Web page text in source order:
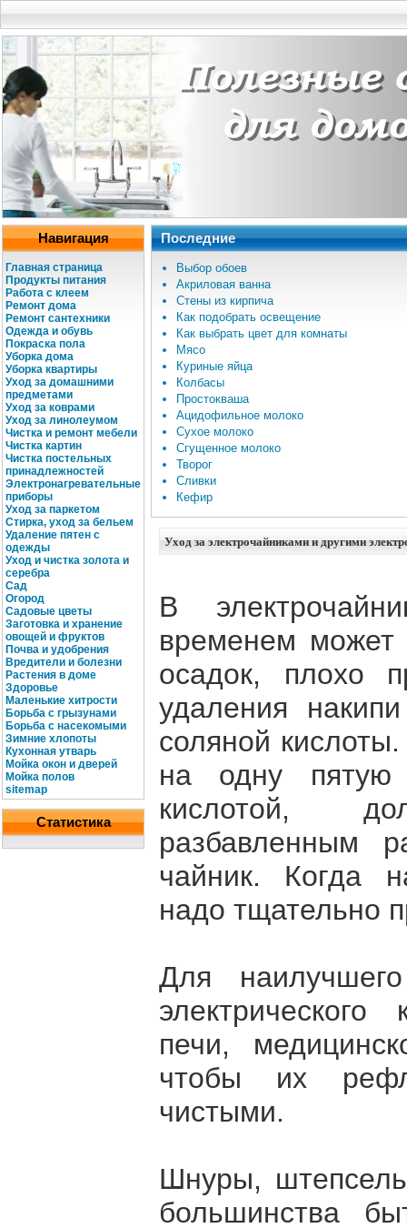
Навигация
Главная страница
Продукты питания
Работа с клеем
Ремонт дома
Ремонт сантехники
Одежда и обувь
Покраска пола
Уборка дома
Уборка квартиры
Уход за домашними
предметами
Уход за коврами
Уход за линолеумом
Чистка и ремонт мебели
Чистка картин
Чистка постельных
принадлежностей
Электронагревательные
приборы
Уход за паркетом
Стирка, уход за бельем
Удаление пятен с
одежды
Уход и чистка золота и
серебра
Сад
Огород
Садовые цветы
Заготовка и хранение
овощей и фруктов
Почва и удобрения
Вредители и болезни
Растения в доме
Здоровье
Маленькие хитрости
Борьба с грызунами
Борьба с насекомыми
Зимние хлопоты
Кухонная утварь
Мойка окон и дверей
Мойка полов
sitemap
Статистика
Последние
Выбор обоев
Акриловая ванна
Стены из кирпича
Как подобрать освещение
Как выбрать цвет для комнаты
Мясо
Куриные яйца
Колбасы
Простокваша
Ацидофильное молоко
Сухое молоко
Сгущенное молоко
Творог
Сливки
Кефир
Уход за электрочайниками и другими
В
временем может
осадок, плохо
удаления
соляной
на одну пятую
кислотой,
разбавленным
чайник. Когда
надо тщательно
Для
печи,
чтобы их
чистыми.
Шнуры,
большинства